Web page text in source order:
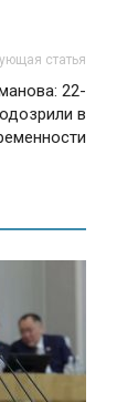
статья
22-
в